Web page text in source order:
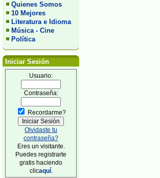
Quienes Somos
10 Mejores
Literatura e Idioma
Música - Cine
Política
Iniciar Sesión
Usuario:
Contraseña:
Recordarme?
Olvidaste tu
contraseña?
Eres un visitante.
Puedes registrarte
gratis haciendo
clicaquí.